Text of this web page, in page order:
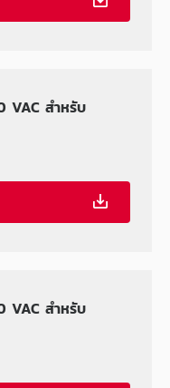
VAC สำหรับ
VAC สำหรับ